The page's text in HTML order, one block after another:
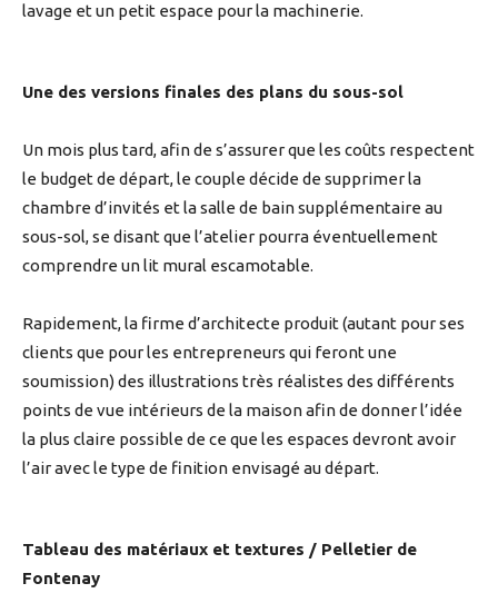
lavage et un petit espace pour la machinerie.
Une des versions finales des plans du sous-sol
Un mois plus tard, afin de s’assurer que les coûts respectent
le budget de départ, le couple décide de supprimer la
chambre d’invités et la salle de bain supplémentaire au
sous-sol, se disant que l’atelier pourra éventuellement
comprendre un lit mural escamotable.
Rapidement, la firme d’architecte produit (autant pour ses
clients que pour les entrepreneurs qui feront une
soumission) des illustrations très réalistes des différents
points de vue intérieurs de la maison afin de donner l’idée
la plus claire possible de ce que les espaces devront avoir
l’air avec le type de finition envisagé au départ.
Tableau des matériaux et textures / Pelletier de
Fontenay